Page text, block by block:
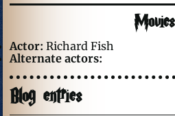
Movies
Actor: Richard Fish
Alternate actors:
Blog entries